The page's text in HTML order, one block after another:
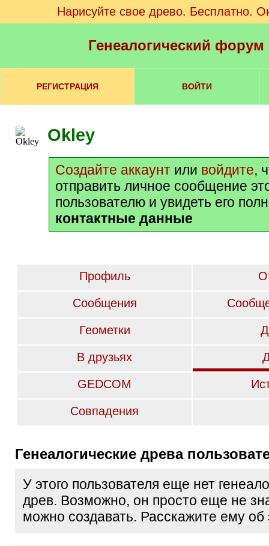
Нарисуйте свое древо. Бесплатно.
Генеалогический
РЕГИСТРАЦИЯ ВОЙТИ
Okley
Создайте аккаунт или войдите,
отправить личное сообщение
пользователю и увидеть его
контактные данные
Профиль
Сообщения
Геометки
В друзьях
GEDCOM
Совпадения
Генеалогические древа
У этого пользователя еще нет
древ. Возможно, он просто еще не
можно создавать. Расскажите ему об